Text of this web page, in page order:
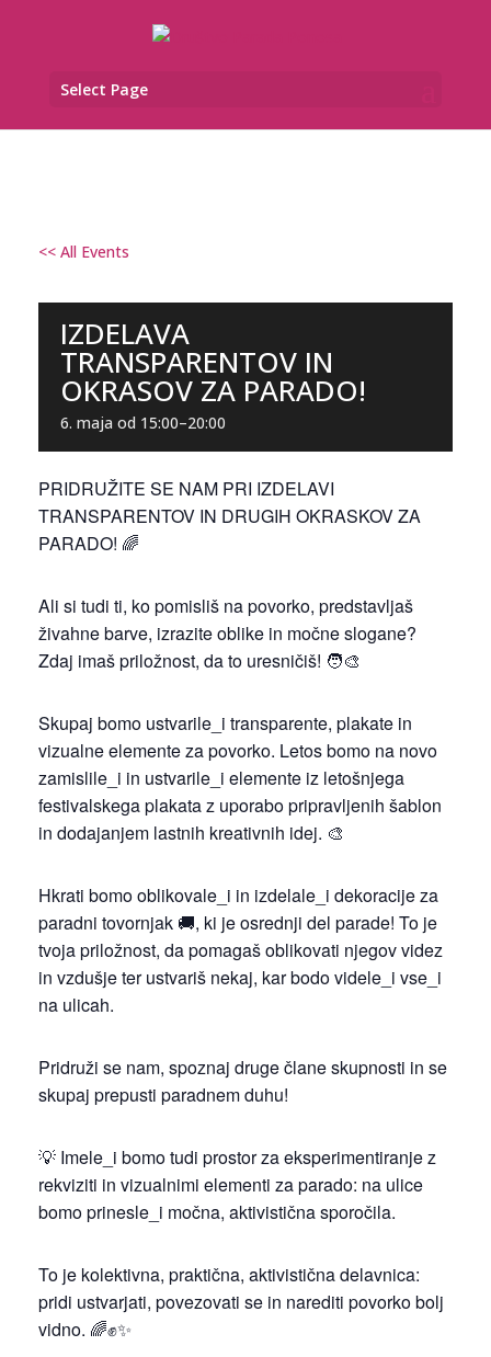
Select Page
<< All Events
IZDELAVA
TRANSPARENTOV IN
OKRASOV ZA PARADO!
6. maja od 15:00–20:00
PRIDRUŽITE SE NAM PRI IZDELAVI
TRANSPARENTOV IN DRUGIH OKRASKOV ZA
PARADO! 🌈
Ali si tudi ti, ko pomisliš na povorko, predstavljaš
živahne barve, izrazite oblike in močne slogane?
Zdaj imaš priložnost, da to uresničiš! 🧑‍🎨
Skupaj bomo ustvarile_i transparente, plakate in
vizualne elemente za povorko. Letos bomo na novo
zamislile_i in ustvarile_i elemente iz letošnjega
festivalskega plakata z uporabo pripravljenih šablon
in dodajanjem lastnih kreativnih idej. 🎨
Hkrati bomo oblikovale_i in izdelale_i dekoracije za
paradni tovornjak 🚚, ki je osrednji del parade! To je
tvoja priložnost, da pomagaš oblikovati njegov videz
in vzdušje ter ustvariš nekaj, kar bodo videle_i vse_i
na ulicah.
Pridruži se nam, spoznaj druge člane skupnosti in se
skupaj prepusti paradnem duhu!
💡 Imele_i bomo tudi prostor za eksperimentiranje z
rekviziti in vizualnimi elementi za parado: na ulice
bomo prinesle_i močna, aktivistična sporočila.
To je kolektivna, praktična, aktivistična delavnica:
pridi ustvarjati, povezovati se in narediti povorko bolj
vidno. 🌈✊✨